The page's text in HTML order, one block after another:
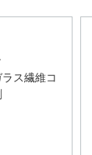
ス繊維コ